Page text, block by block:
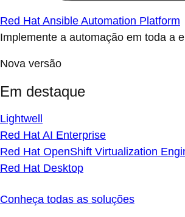
Red Hat Ansible Automation Platform
Implemente a automação em toda a
Nova versão
Em destaque
Lightwell
Red Hat AI Enterprise
Red Hat OpenShift Virtualization
Red Hat Desktop
Conheça todas as soluções